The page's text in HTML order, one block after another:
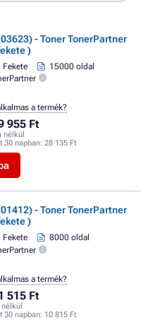
- Toner TonerPartner
)
Fekete
15000 oldal
955 Ft
nélkül
30 napban: 28 135 Ft
a termék?
- Toner TonerPartner
)
Fekete
8000 oldal
515 Ft
nélkül
30 napban: 10 815 Ft
a termék?